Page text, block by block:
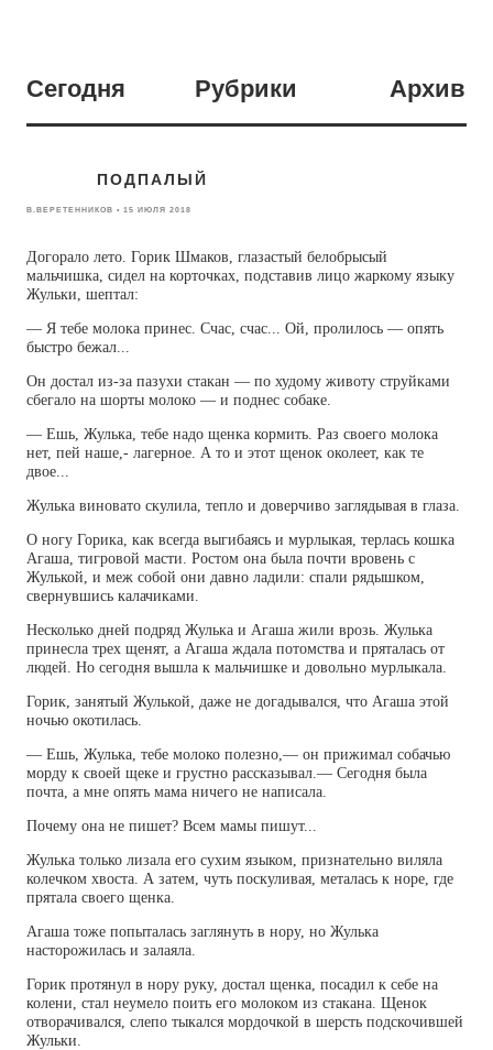
Сегодня Рубрики Архив
ПОДПАЛЫЙ
В.ВЕРЕТЕННИКОВ • 15 ИЮЛЯ 2018
Догорало лето. Горик Шмаков, глазастый белобрысый
мальчишка, сидел на корточках, подставив лицо жаркому языку
Жульки, шептал:
— Я тебе молока принес. Счас, счас... Ой, пролилось — опять
быстро бежал...
Он достал из-за пазухи стакан — по худому животу струйками
сбегало на шорты молоко — и поднес собаке.
— Ешь, Жулька, тебе надо щенка кормить. Раз своего молока
нет, пей наше,- лагерное. А то и этот щенок околеет, как те
двое...
Жулька виновато скулила, тепло и доверчиво заглядывая в глаза.
О ногу Горика, как всегда выгибаясь и мурлыкая, терлась кошка
Агаша, тигровой масти. Ростом она была почти вровень с
Жулькой, и меж собой они давно ладили: спали рядышком,
свернувшись калачиками.
Несколько дней подряд Жулька и Агаша жили врозь. Жулька
принесла трех щенят, а Агаша ждала потомства и пряталась от
людей. Но сегодня вышла к мальчишке и довольно мурлыкала.
Горик, занятый Жулькой, даже не догадывался, что Агаша этой
ночью окотилась.
— Ешь, Жулька, тебе молоко полезно,— он прижимал собачью
морду к своей щеке и грустно рассказывал.— Сегодня была
почта, а мне опять мама ничего не написала.
Почему она не пишет? Всем мамы пишут...
Жулька только лизала его сухим языком, признательно виляла
колечком хвоста. А затем, чуть поскуливая, металась к норе, где
прятала своего щенка.
Агаша тоже попыталась заглянуть в нору, но Жулька
насторожилась и залаяла.
Горик протянул в нору руку, достал щенка, посадил к себе на
колени, стал неумело поить его молоком из стакана. Щенок
отворачивался, слепо тыкался мордочкой в шерсть подскочившей
Жульки.